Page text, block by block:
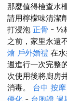
那麼值得檢查水
請用檸檬味清潔
打浸泡 正骨 - ½
之前，家里永遠
燴 戶外婚禮 在
週進行一次完整
次使用後將廚房
消毒。 台中 按摩
優化 - 台胞證 過